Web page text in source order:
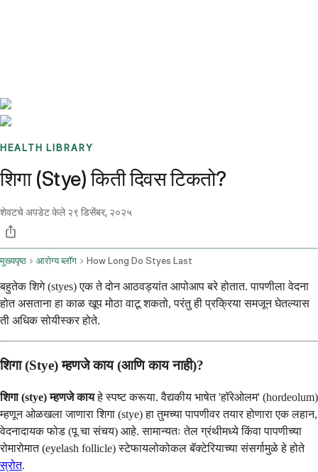
HEALTH LIBRARY
शिगा (Stye) किती दिवस टिकतो?
शेवटचे अपडेट केले २९ डिसेंबर, २०२५
मुख्यपृष्ठ आरोग्य ब्लॉग How Long Do Styes Last
बहुतेक शिगे (styes) एक ते दोन आठवड्यांत आपोआप बरे होतात. पापणीला वेदना
होत असताना हा काळ खूप मोठा वाटू शकतो, परंतु ही प्रक्रिया समजून घेतल्यास
ती अधिक सोयीस्कर होते.
शिगा (Stye) म्हणजे काय (आणि काय नाही)?
शिगा (stye) म्हणजे कायहे स्पष्ट करूया. वैद्यकीय भाषेत 'हॉरेओलम' (hordeolum)
म्हणून ओळखला जाणारा शिगा (stye) हा तुमच्या पापणीवर तयार होणारा एक लहान,
वेदनादायक फोड (पू चा संचय) आहे. सामान्यतः तेल ग्रंथीमध्ये किंवा पापणीच्या
रोमारोमात (eyelash follicle) स्टेफायलोकोकल बॅक्टेरियाच्या संसर्गामुळे हे होते
स्रोत.